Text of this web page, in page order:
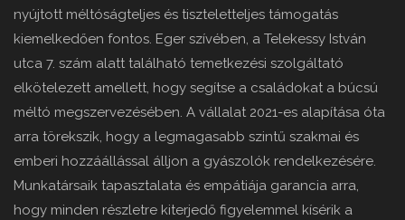
nyújtott méltóságteljes és tiszteletteljes támogatás
kiemelkedően fontos. Eger szívében, a Telekessy István
utca 7. szám alatt található temetkezési szolgáltató
elkötelezett amellett, hogy segítse a családokat a búcsú
méltó megszervezésében. A vállalat 2021-es alapítása óta
arra törekszik, hogy a legmagasabb szintű szakmai és
emberi hozzáállással álljon a gyászolók rendelkezésére.
Munkatársaik tapasztalata és empátiája garancia arra,
hogy minden részletre kiterjedő figyelemmel kísérik a